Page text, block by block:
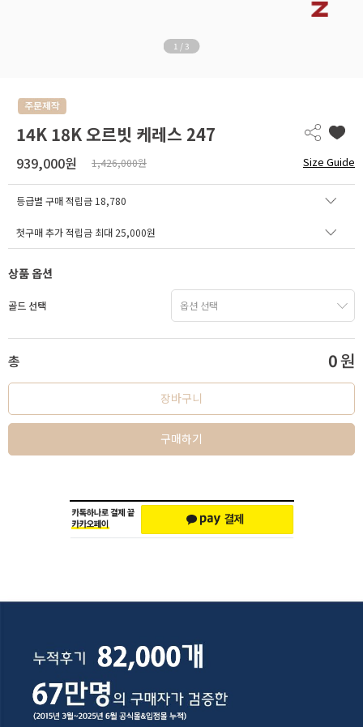
1 / 3
14K 18K 오르빗 케레스 247
939,000원 1,426,000원 Size Guide
등급별 구매 적립금 18,780
첫구매 추가 적립금 최대 25,000원
상품 옵션
골드 선택
총 0원
장바구니
구매하기